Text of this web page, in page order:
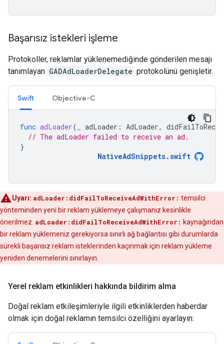
Başarısız istekleri işleme
Protokoller, reklamlar yüklenemediğinde gönderilen mesajı
tanımlayan GADAdLoaderDelegate protokolünü genişletir.
Swift Objective-C
func adLoader( adLoader : AdLoader,
// The adLoader failed to receive an ad.
}
NativeAdSnippets.swift
Uyarı: adLoader:didFailToReceiveAdWithError: temsilci
yönteminden yeni bir reklam yüklemeye çalışmanız kesinlikle
önerilmez. adLoader:didFailToReceiveAdWithError: kaynağından
bir reklam yüklemeniz gerekiyorsa sınırlı ağ bağlantısı gibi durumlarda
sürekli başarısız reklam isteklerinden kaçınmak için reklam yükleme
yeniden denemelerini sınırlayın.
Yerel reklam etkinlikleri hakkında bildirim alma
Doğal reklam etkileşimleriyle ilgili etkinliklerden haberdar
olmak için doğal reklamın temsilci özelliğini ayarlayın: